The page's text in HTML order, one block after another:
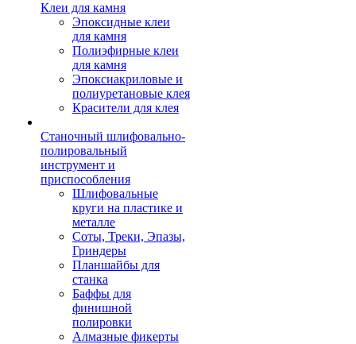
Клеи для камня
Эпоксидные клеи
для камня
Полиэфирные клеи
для камня
Эпоксиакриловые и
полиуретановые клея
Красители для клея
Станочный шлифовально-
полировальный
инструмент и
приспособления
Шлифовальные
круги на пластике и
металле
Соты, Треки, Эпазы,
Гриндеры
Планшайбы для
станка
Баффы для
финишной
полировки
Алмазные фикерты